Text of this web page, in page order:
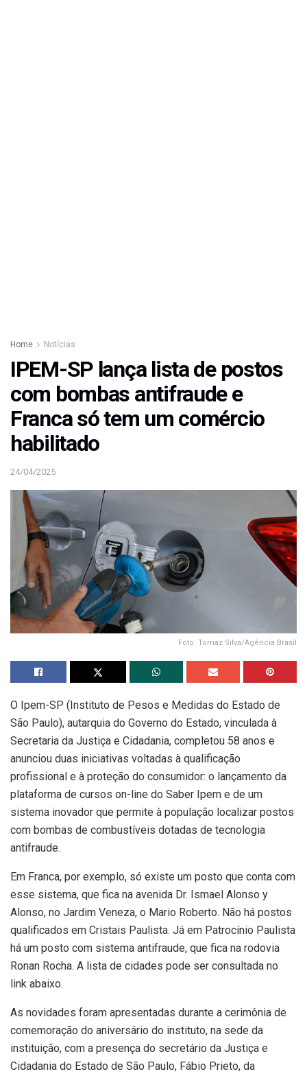
Home Notícias
IPEM-SP lança lista de postos
com bombas antifraude e
Franca só tem um comércio
habilitado
24/04/2025
Foto: Tomaz Silva/Agência Brasil
O Ipem-SP (Instituto de Pesos e Medidas do Estado de
São Paulo), autarquia do Governo do Estado, vinculada à
Secretaria da Justiça e Cidadania, completou 58 anos e
anunciou duas iniciativas voltadas à qualificação
profissional e à proteção do consumidor: o lançamento da
plataforma de cursos on-line do Saber Ipem e de um
sistema inovador que permite à população localizar postos
com bombas de combustíveis dotadas de tecnologia
antifraude.
Em Franca, por exemplo, só existe um posto que conta com
esse sistema, que fica na avenida Dr. Ismael Alonso y
Alonso, no Jardim Veneza, o Mario Roberto. Não há postos
qualificados em Cristais Paulista. Já em Patrocínio Paulista
há um posto com sistema antifraude, que fica na rodovia
Ronan Rocha. A lista de cidades pode ser consultada no
link abaixo.
As novidades foram apresentadas durante a cerimônia de
comemoração do aniversário do instituto, na sede da
instituição, com a presença do secretário da Justiça e
Cidadania do Estado de São Paulo, Fábio Prieto, da